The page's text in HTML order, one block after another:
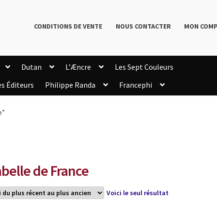
CONDITIONS DE VENTE NOUS CONTACTER MON
Dutan L’Æncre
Les Sept Couleurs
Éditeurs Philippe Randa
Francephi
de France
Voici le seul résultat